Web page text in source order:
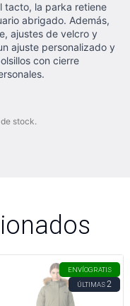
tacto, la parka retiene
abrigado. Además,
ajustes de velcro y
ajuste personalizado y
con cierre
stock.
ENVÍOGRATIS
ÚLTIMAS2